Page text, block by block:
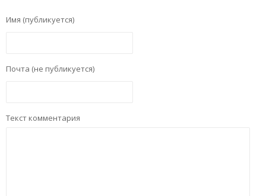
Имя (публикуется)
Почта (не публикуется)
Текст комментария